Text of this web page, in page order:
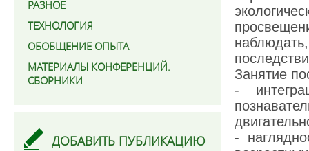
РАЗНОЕ
ТЕХНОЛОГИЯ
ОБОБЩЕНИЕ ОПЫТА
МАТЕРИАЛЫ КОНФЕРЕНЦИЙ.
СБОРНИКИ
ДОБАВИТЬ ПУБЛИКАЦИЮ
Занятие
-
-